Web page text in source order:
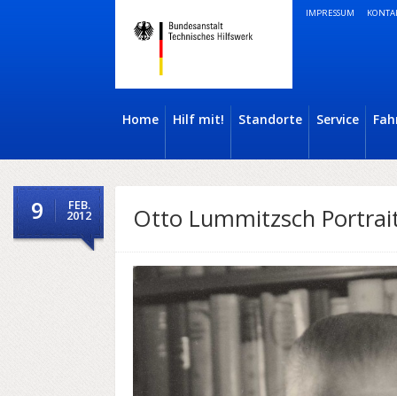
IMPRESSUM
Home Hilf mit! Standorte Service
9 FEB.
2012 Otto Lummitzsch